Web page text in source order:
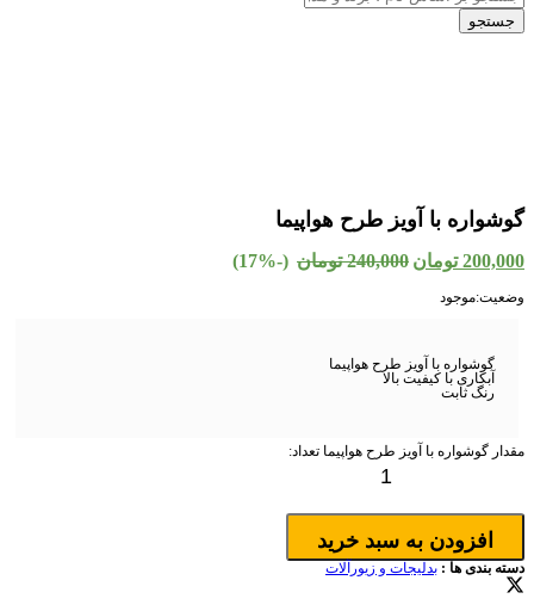
جستجو
گوشواره با آویز طرح هواپیما
200,000 تومان 240,000 تومان (-17%)
وضعیت:موجود
گوشواره با آویز طرح هواپیما
آبکاری با کیفیت بالا
رنگ ثابت
مقدار گوشواره با آویز طرح هواپیما تعداد:
افزودن به سبد خرید
دسته بندی ها : بدلیجات و زیورآلات